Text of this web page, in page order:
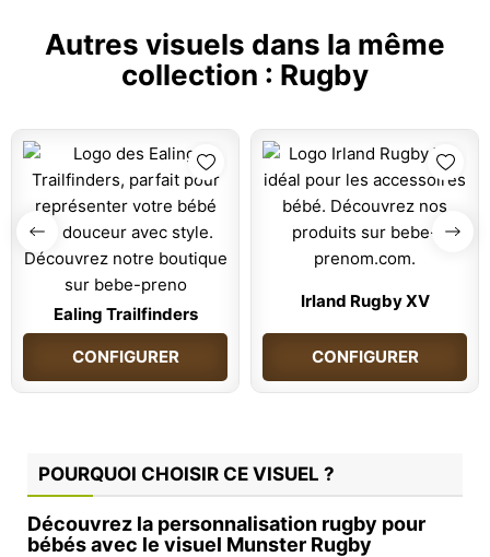
Autres visuels dans la même
collection : Rugby
Ealing Trailfinders
CONFIGURER
Irland Rugby XV
CONFIGURER
POURQUOI CHOISIR CE VISUEL ?
Découvrez la personnalisation rugby pour
bébés avec le visuel Munster Rugby